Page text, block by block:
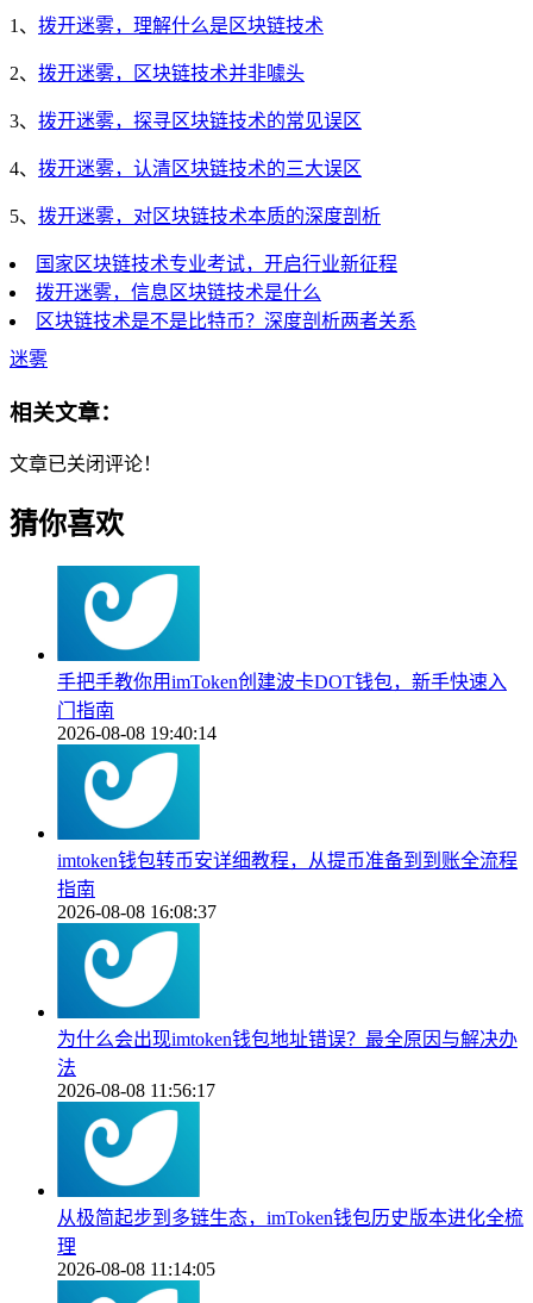
1、 拨开迷雾，理解什么是区块链技术
2、 拨开迷雾，区块链技术并非噱头
3、 拨开迷雾，探寻区块链技术的常见误区
4、 拨开迷雾，认清区块链技术的三大误区
5、 拨开迷雾，对区块链技术本质的深度剖析
国家区块链技术专业考试，开启行业新征程
拨开迷雾，信息区块链技术是什么
区块链技术是不是比特币？深度剖析两者关系
迷雾
相关文章：
文章已关闭评论！
猜你喜欢
手把手教你用imToken创建波卡DOT钱包，新手快速入
门指南
2026-08-08 19:40:14
imtoken钱包转币安详细教程，从提币准备到到账全流程
指南
2026-08-08 16:08:37
为什么会出现imtoken钱包地址错误？最全原因与解决办
法
2026-08-08 11:56:17
从极简起步到多链生态，imToken钱包历史版本进化全梳
理
2026-08-08 11:14:05